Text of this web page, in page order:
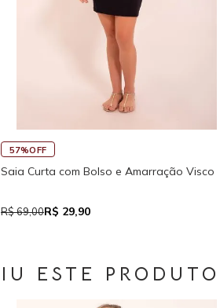
Macaquinho Fitness New
R$ 159,90
ESTE